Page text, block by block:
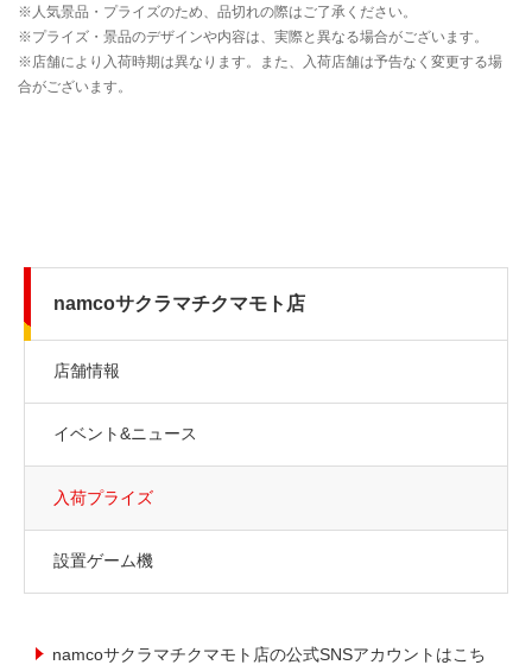
namcoサクラマチクマモト店
店舗情報
イベント&ニュース
入荷プライズ
設置ゲーム機
namcoサクラマチクマモト店の公式SNSアカウントはこち